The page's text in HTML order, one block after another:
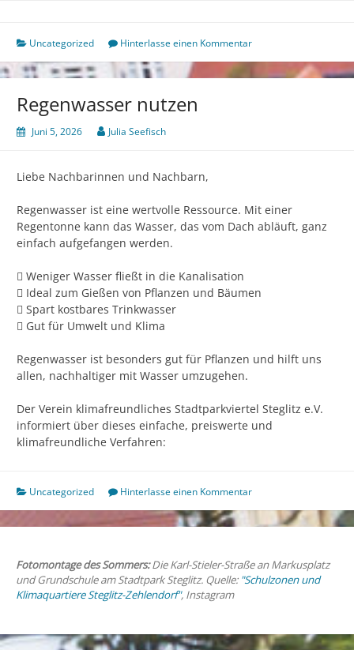
Uncategorized Hinterlasse einen Kommentar
Regenwasser nutzen
Juni 5, 2026 Julia Seefisch
Liebe Nachbarinnen und Nachbarn,
Regenwasser ist eine wertvolle Ressource. Mit einer
Regentonne kann das Wasser, das vom Dach abläuft, ganz
einfach aufgefangen werden.
 Weniger Wasser fließt in die Kanalisation
 Ideal zum Gießen von Pflanzen und Bäumen
 Spart kostbares Trinkwasser
 Gut für Umwelt und Klima
Regenwasser ist besonders gut für Pflanzen und hilft uns
allen, nachhaltiger mit Wasser umzugehen.
Der Verein klimafreundliches Stadtparkviertel Steglitz e.V.
informiert über dieses einfache, preiswerte und
klimafreundliche Verfahren:
Uncategorized Hinterlasse einen Kommentar
Fotomontage des Sommers:Die Karl-Stieler-Straße an Markusplatz
und Grundschule am Stadtpark Steglitz. Quelle: "Schulzonen und
Klimaquartiere Steglitz-Zehlendorf", Instagram